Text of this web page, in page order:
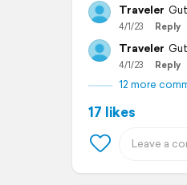
Traveler
4/1/23 Reply
Traveler
4/1/23 Reply
12 more
17 likes